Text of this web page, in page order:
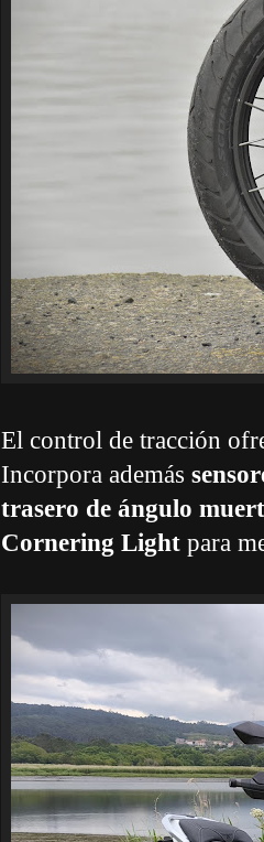
El control de tracción
Incorpora además
trasero de ángulo
Cornering Light para